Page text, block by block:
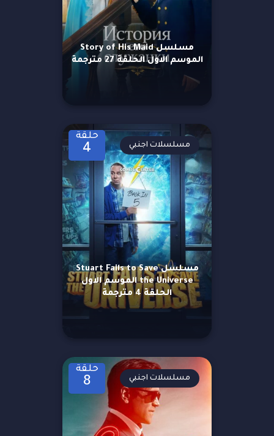
مسلسل Story of His Maid
الموسم الاول الحلقة 27 مترجمة
حلقة
4
مسلسل Stuart Fails to Save
the Universe الموسم الاول
الحلقة 4 مترجمة
مسلسلات اجنبي
حلقة
8 مسلسلات اجنبي